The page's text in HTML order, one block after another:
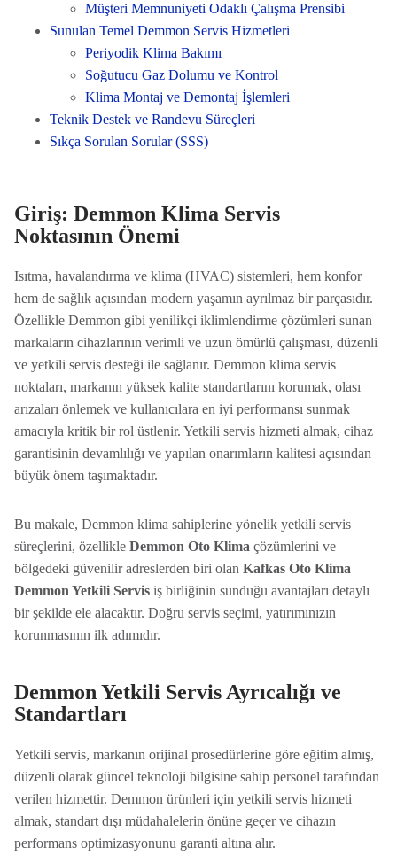
Müşteri Memnuniyeti Odaklı Çalışma Prensibi
Sunulan Temel Demmon Servis Hizmetleri
Periyodik Klima Bakımı
Soğutucu Gaz Dolumu ve Kontrol
Klima Montaj ve Demontaj İşlemleri
Teknik Destek ve Randevu Süreçleri
Sıkça Sorulan Sorular (SSS)
Giriş: Demmon Klima Servis
Noktasının Önemi
Isıtma, havalandırma ve klima (HVAC) sistemleri, hem konfor
hem de sağlık açısından modern yaşamın ayrılmaz bir parçasıdır.
Özellikle Demmon gibi yenilikçi iklimlendirme çözümleri sunan
markaların cihazlarının verimli ve uzun ömürlü çalışması, düzenli
ve yetkili servis desteği ile sağlanır. Demmon klima servis
noktaları, markanın yüksek kalite standartlarını korumak, olası
arızaları önlemek ve kullanıcılara en iyi performansı sunmak
amacıyla kritik bir rol üstlenir. Yetkili servis hizmeti almak, cihaz
garantisinin devamlılığı ve yapılan onarımların kalitesi açısından
büyük önem taşımaktadır.
Bu makale, Demmon klima sahiplerine yönelik yetkili servis
süreçlerini, özellikle Demmon Oto Klima çözümlerini ve
bölgedeki güvenilir adreslerden biri olan Kafkas Oto Klima
Demmon Yetkili Servisiş birliğinin sunduğu avantajları detaylı
bir şekilde ele alacaktır. Doğru servis seçimi, yatırımınızın
korunmasının ilk adımıdır.
Demmon Yetkili Servis Ayrıcalığı ve
Standartları
Yetkili servis, markanın orijinal prosedürlerine göre eğitim almış,
düzenli olarak güncel teknoloji bilgisine sahip personel tarafından
verilen hizmettir. Demmon ürünleri için yetkili servis hizmeti
almak, standart dışı müdahalelerin önüne geçer ve cihazın
performans optimizasyonunu garanti altına alır.